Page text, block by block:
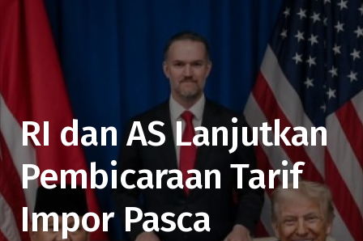
RI dan AS Lanjutkan
Pembicaraan Tarif
Impor Pasca